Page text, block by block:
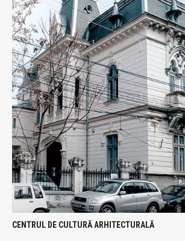
CENTRUL DE CULTURĂ ARHITECTURALĂ